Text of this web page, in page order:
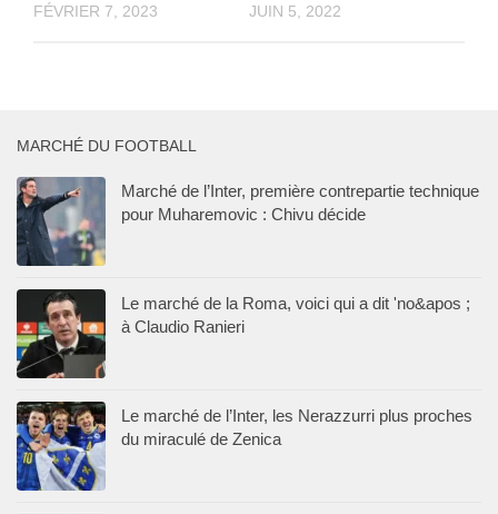
FÉVRIER 7, 2023 JUIN 5, 2022
MARCHÉ DU FOOTBALL
Marché de l’Inter, première contrepartie technique
pour Muharemovic : Chivu décide
Le marché de la Roma, voici qui a dit 'no&apos ;
à Claudio Ranieri
Le marché de l’Inter, les Nerazzurri plus proches
du miraculé de Zenica